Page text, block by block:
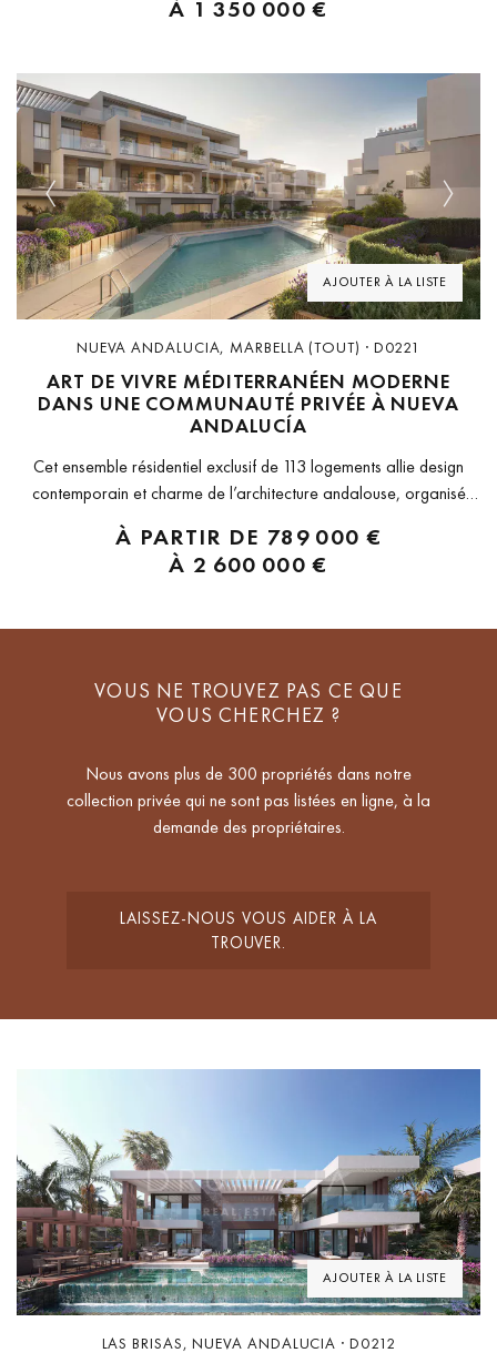
s’adresse aussi bien à...
À 1 350 000 €
AJOUTER À LA LISTE
Previous Next
NUEVA ANDALUCIA, MARBELLA (TOUT) · D0221
ART DE VIVRE MÉDITERRANÉEN MODERNE
DANS UNE COMMUNAUTÉ PRIVÉE À NUEVA
ANDALUCÍA
Cet ensemble résidentiel exclusif de 113 logements allie design
contemporain et charme de l’architecture andalouse, organisé
autour de patios ouverts qui inondent chaque espace de lumière
naturelle. Proposant des appartements de 2, 3 et 4 chambres, la
résidence bénéficie de...
À PARTIR DE 789 000 €
À 2 600 000 €
VOUS NE TROUVEZ PAS CE QUE
VOUS CHERCHEZ ?
Nous avons plus de 300 propriétés dans notre
collection privée qui ne sont pas listées en ligne, à la
demande des propriétaires.
LAISSEZ-NOUS VOUS AIDER À LA
TROUVER.
AJOUTER À LA LISTE
Previous Next
LAS BRISAS, NUEVA ANDALUCIA · D0212